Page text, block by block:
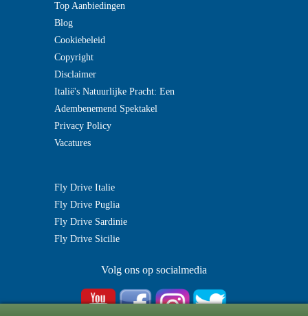
Top Aanbiedingen
Blog
Cookiebeleid
Copyright
Disclaimer
Italië's Natuurlijke Pracht: Een
Adembenemend Spektakel
Privacy Policy
Vacatures
Fly Drive Italie
Fly Drive Puglia
Fly Drive Sardinie
Fly Drive Sicilie
Volg ons op socialmedia